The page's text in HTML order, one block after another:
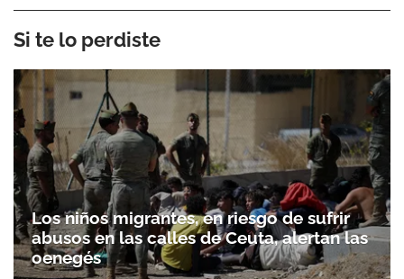
Si te lo perdiste
Los niños migrantes, en riesgo de sufrir
abusos en las calles de Ceuta, alertan las
oenegés